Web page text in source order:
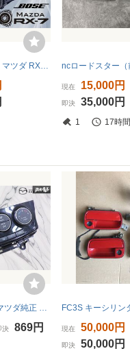
★超希少//美品★ マツダ RX-7 FD3S 純正OP BOSE アコースティックミュージックシステム サブウーファー「大蛇」 動作OK 絶版 当時物 棚43B
現在 15,000円
即決 35,000円
1 17時間
【実働外し！】マツダ純正 CWEFW CWFFW プレマシー エアコンスイッチ A/Cスイッチ エアコンスイッチパネル 激安魔王 即納
決 869円 現在 50,000円
即決 50,000円